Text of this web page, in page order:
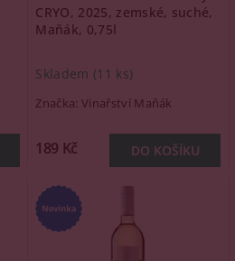
CRYO, 2025, zemské, suché,
Maňák, 0,75l
Skladem (11 ks)
Značka: Vinařství Maňák
189 Kč